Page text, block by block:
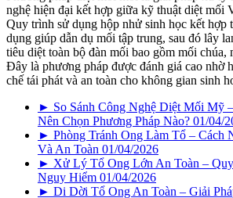
nghệ hiện đại kết hợp giữa kỹ thuật diệt mối
Quy trình sử dụng hộp nhử sinh học kết hợp
dụng giúp dẫn dụ mối tập trung, sau đó lây
tiêu diệt toàn bộ đàn mối bao gồm mối chúa,
Đây là phương pháp được đánh giá cao nhờ
chế tái phát và an toàn cho không gian sinh
► So Sánh Công Nghệ Diệt Mối Mỹ
Nên Chọn Phương Pháp Nào? 01/04/
► Phòng Tránh Ong Làm Tổ – Cách
Và An Toàn 01/04/2026
► Xử Lý Tổ Ong Lớn An Toàn –
Nguy Hiểm 01/04/2026
► Di Dời Tổ Ong An Toàn – Giải